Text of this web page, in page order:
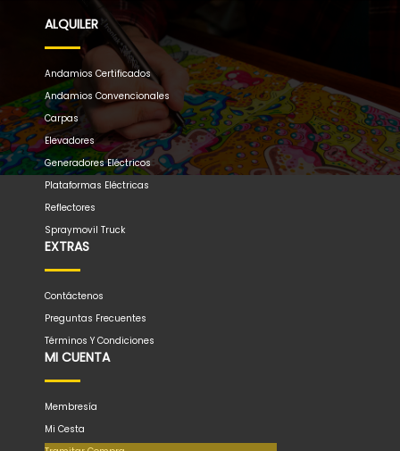
ALQUILER
Andamios Certificados
Andamios Convencionales
Carpas
Elevadores
Generadores Eléctricos
Plataformas Eléctricas
Reflectores
Spraymovil Truck
EXTRAS
Contáctenos
Preguntas Frecuentes
Términos Y Condiciones
MI CUENTA
Membresía
Mi Cesta